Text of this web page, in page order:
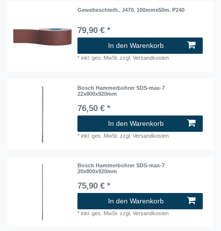
Gewebeschleifr.. J470. 100mmx50m. P240
79,90 € *
In den Warenkorb
*inkl. ges. MwSt. zzgl.Versandkosten
Bosch Hammerbohrer SDS-max-7
22x800x920mm
76,50 € *
In den Warenkorb
*inkl. ges. MwSt. zzgl.Versandkosten
Bosch Hammerbohrer SDS-max-7
20x800x920mm
75,90 € *
In den Warenkorb
*inkl. ges. MwSt. zzgl.Versandkosten